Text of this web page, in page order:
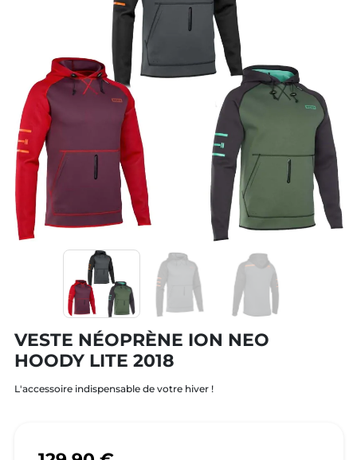
VESTE NÉOPRÈNE ION NEO
HOODY LITE 2018
L'accessoire indispensable de votre hiver !